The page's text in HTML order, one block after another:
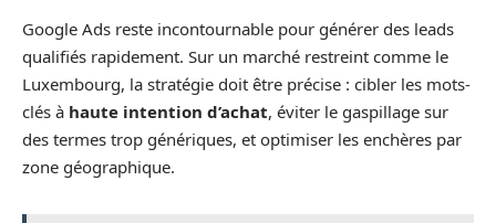
Google Ads reste incontournable pour générer des leads
qualifiés rapidement. Sur un marché restreint comme le
Luxembourg, la stratégie doit être précise : cibler les mots-
clés à haute intention d’achat, éviter le gaspillage sur
des termes trop génériques, et optimiser les enchères par
zone géographique.